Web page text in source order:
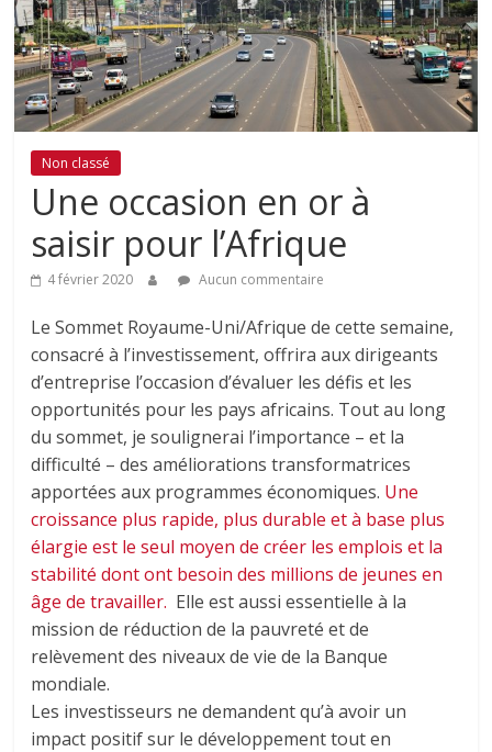
Non classé
Une occasion en or à
saisir pour l’Afrique
4 février 2020 Aucun commentaire
Le Sommet Royaume-Uni/Afrique de cette semaine,
consacré à l’investissement, offrira aux dirigeants
d’entreprise l’occasion d’évaluer les défis et les
opportunités pour les pays africains. Tout au long
du sommet, je soulignerai l’importance – et la
difficulté – des améliorations transformatrices
apportées aux programmes économiques. Une
croissance plus rapide, plus durable et à base plus
élargie est le seul moyen de créer les emplois et la
stabilité dont ont besoin des millions de jeunes en
âge de travailler. Elle est aussi essentielle à la
mission de réduction de la pauvreté et de
relèvement des niveaux de vie de la Banque
mondiale.
Les investisseurs ne demandent qu’à avoir un
impact positif sur le développement tout en